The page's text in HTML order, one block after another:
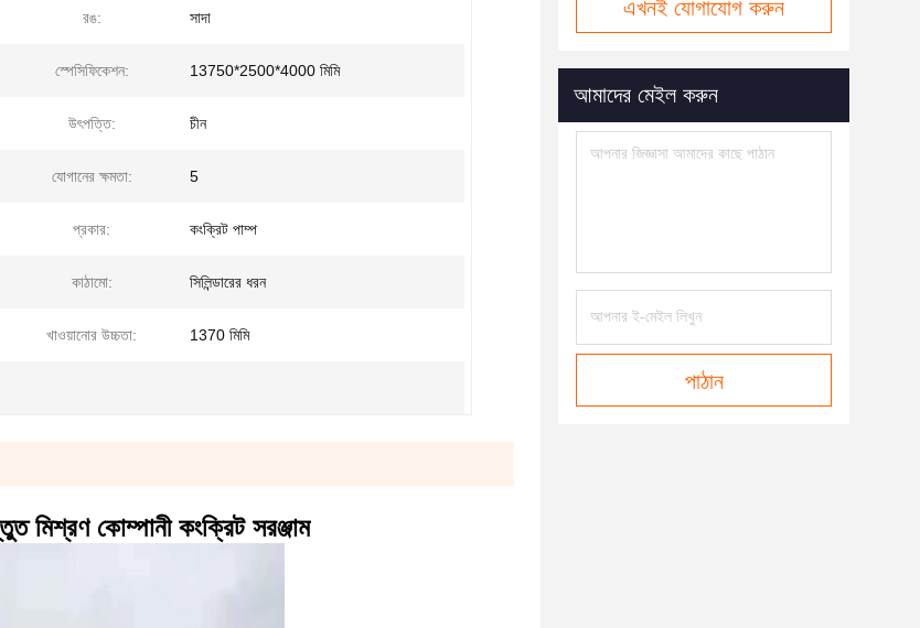
রঙ: সাদা
স্পেসিফিকেশন: 13750*2500*4000 মিমি
উৎপত্তি: চীন
যোগানের ক্ষমতা: 5
প্রকার: কংক্রিট পাম্প
কাঠামো: সিলিন্ডারের ধরন
খাওয়ানোর উচ্চতা: 1370 মিমি
কোম্পানী কংক্রিট সরঞ্জাম
এখনই যোগাযোগ করুন
আমাদের মেইল করুন
পাঠান